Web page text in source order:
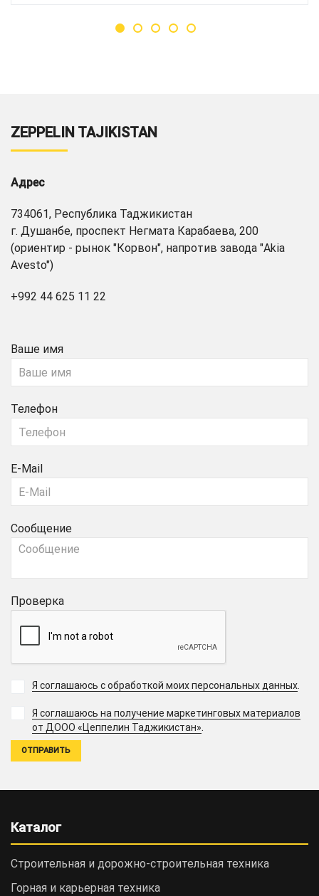
ZEPPELIN TAJIKISTAN
Адрес
734061, Республика Таджикистан
г. Душанбе, проспект Негмата Карабаева, 200
(ориентир - рынок "Корвон", напротив завода "Akia
Avesto")
+992 44 625 11 22
Ваше имя
Телефон
E-Mail
Сообщение
Проверка
Я соглашаюсь с обработкой моих персональных данных.
Я соглашаюсь на получение маркетинговых материалов
от ДООО «Цеппелин Таджикистан».
Каталог
Строительная и дорожно-cтроительная техника
Горная и карьерная техника